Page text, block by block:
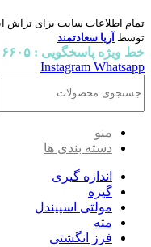
تمام اطلاعات سایت برای تراش
توسط آریا سعادتمند
خط ویژه پاسخگویی : ۰۹۱۲۰۹۰۶۶۰۵
Instagram Whatsapp
منو
دسته بندی ها
اندازه گیری
گیره
مولتی اسپیندل
مته
فرز انگشتی